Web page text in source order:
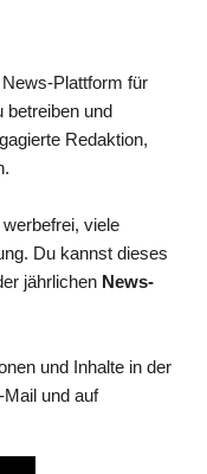
Plattform für
betreiben und
Redaktion,
viele
Du kannst dieses
jährlichen News-
und Inhalte in der
und auf